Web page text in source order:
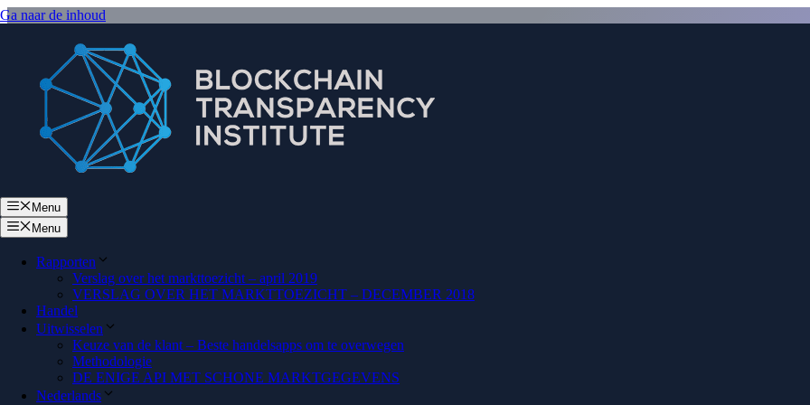
Ga naar de inhoud
Menu
Menu
Rapporten
Verslag over het markttoezicht – april 2019
VERSLAG OVER HET MARKTTOEZICHT – DECEMBER 2018
Handel
Uitwisselen
Keuze van de klant – Beste handelsapps om te overwegen
Methodologie
DE ENIGE API MET SCHONE MARKTGEGEVENS
Nederlands